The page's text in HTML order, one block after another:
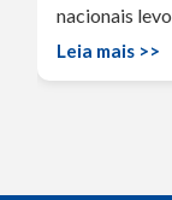
nacionais
Leia mais >>